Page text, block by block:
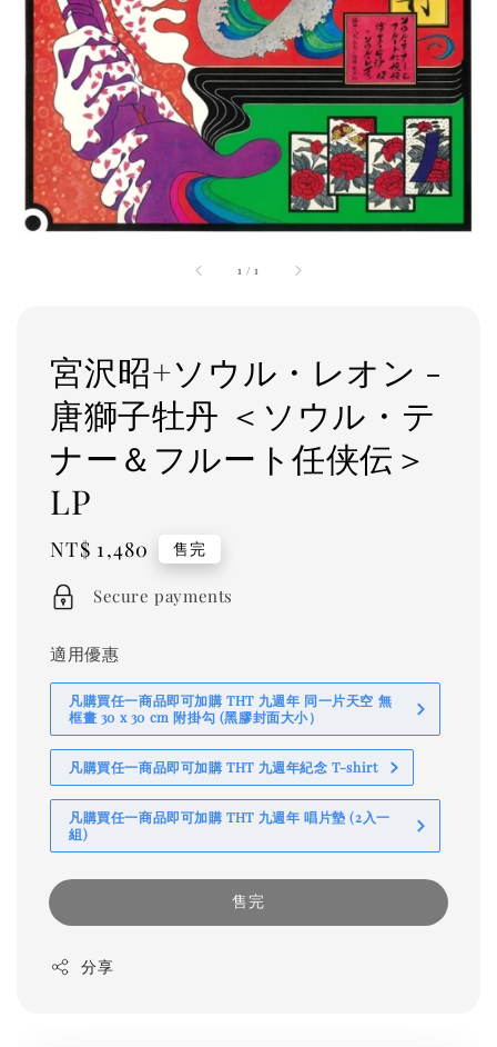
1 /1
宮沢昭+ソウル・レオン -
唐獅子牡丹 ＜ソウル・テ
ナー＆フルート任侠伝＞
LP
Regular
price
NT$ 1,480 售完
Secure payments
適用優惠
凡購買任一商品即可加購 THT 九週年 同一片天空 無
框畫 30 x 30 cm 附掛勾 (黑膠封面大小）
凡購買任一商品即可加購 THT 九週年紀念 T-shirt
凡購買任一商品即可加購 THT 九週年 唱片墊 (2入一
組)
售完
分享